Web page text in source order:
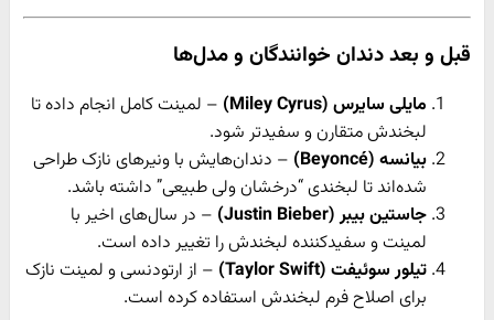
قبل و بعد دندان خوانندگان و مدل‌ها
مایلی سایرس (Miley Cyrus)
– لمینت کامل انجام داده تا
لبخندش متقارن و سفیدتر شود.
بیانسه (Beyoncé)
– دندان‌هایش با ونیرهای نازک طراحی
شده‌اند تا لبخندی “درخشان ولی طبیعی” داشته باشد.
جاستین بیبر (Justin Bieber)
– در سال‌های اخیر با
لمینت و سفیدکننده لبخندش را تغییر داده است.
تیلور سوئیفت (Taylor Swift)
– از ارتودنسی و لمینت نازک
برای اصلاح فرم لبخندش استفاده کرده است.